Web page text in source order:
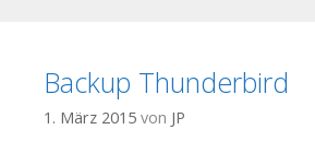
Backup Thunderbird
1. März 2015 von JP